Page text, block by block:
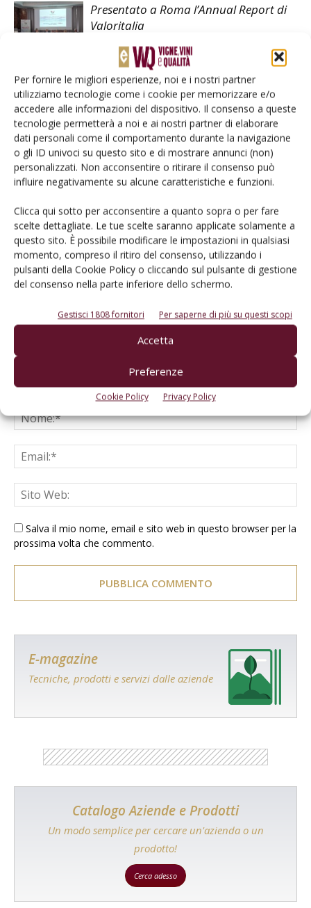
Per fornire le migliori esperienze, noi e i nostri partner
utilizziamo tecnologie come i cookie per memorizzare e/o
accedere alle informazioni del dispositivo. Il consenso a queste
tecnologie permetterà a noi e ai nostri partner di elaborare
dati personali come il comportamento durante la navigazione
o gli ID univoci su questo sito e di mostrare annunci (non)
personalizzati. Non acconsentire o ritirare il consenso può
influire negativamente su alcune caratteristiche e funzioni.
Clicca qui sotto per acconsentire a quanto sopra o per fare
scelte dettagliate. Le tue scelte saranno applicate solamente a
questo sito. È possibile modificare le impostazioni in qualsiasi
momento, compreso il ritiro del consenso, utilizzando i
pulsanti della Cookie Policy o cliccando sul pulsante di gestione
del consenso nella parte inferiore dello schermo.
Gestisci 1808 fornitori Per saperne di più su questi scopi
Accetta
Preferenze
Cookie Policy Privacy Policy
Presentato a Roma l’Annual Report di
Valoritalia
5 marzo, Giornata internazionale della
grappa
Pacchetto vino: un’overview
LASCIA UN COMMENTO
Salva il mio nome, email e sito web in questo browser per la
prossima volta che commento.
E-magazine
Tecniche, prodotti e servizi dalle aziende
Catalogo Aziende e Prodotti
Un modo semplice per cercare un'azienda o un
prodotto!
Cerca adesso